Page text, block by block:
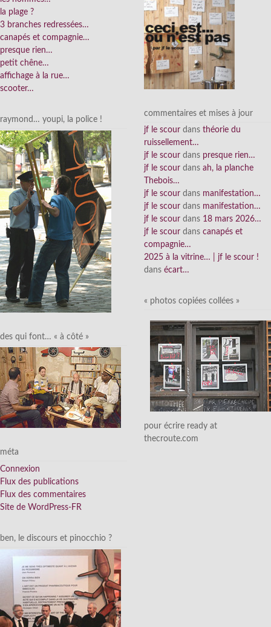
la plage ?
3 branches redressées…
canapés et compagnie…
presque rien…
petit chêne…
affichage à la rue…
scooter…
raymond… youpi, la police !
des qui font… « à côté »
méta
Connexion
Flux des publications
Flux des commentaires
Site de WordPress-FR
ben, le discours et pinocchio ?
commentaires et mises à jour
jf le scour dans théorie du
ruissellement…
jf le scour dans presque rien…
jf le scour dans ah, la planche
Thebois…
jf le scour dans manifestation…
jf le scour dans manifestation…
jf le scour dans 18 mars 2026…
jf le scour dans canapés et
compagnie…
2025 à la vitrine… | jf le scour !
dans écart…
« photos copiées collées »
pour écrire ready at
thecroute.com